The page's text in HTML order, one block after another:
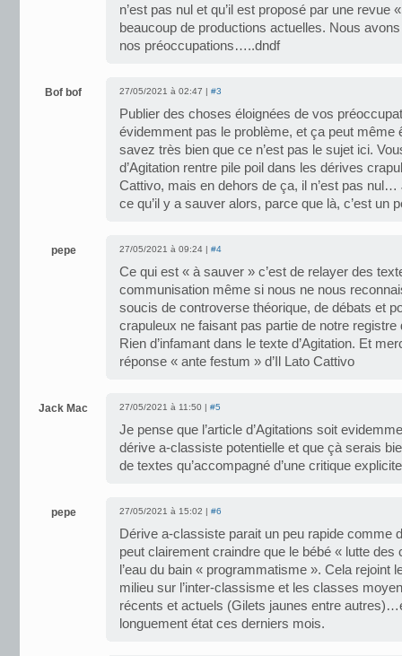
n’est pas nul et qu’il est proposé par une revue
beaucoup de productions actuelles. Nous
nos préoccupations…..dndf
Bof bof 27/05/2021 à 02:47 | #3
Publier des choses éloignées de vos
évidemment pas le problème, et ça peut même
savez très bien que ce n’est pas le sujet ici.
d’Agitation rentre pile poil dans les dérives
Cattivo, mais en dehors de ça, il n’est pas
ce qu’il y a sauver alors, parce que là, c’est un
pepe 27/05/2021 à 09:24 | #4
Ce qui est « à sauver » c’est de relayer des
communisation même si nous ne nous
soucis de controverse théorique, de débats et
crapuleux ne faisant pas partie de notre registre
Rien d’infamant dans le texte d’Agitation. Et
réponse « ante festum » d’Il Lato Cattivo
Jack Mac 27/05/2021 à 11:50 | #5
Je pense que l’article d’Agitations soit
dérive a-classiste potentielle et que çà serais
de textes qu’accompagné d’une critique
pepe 27/05/2021 à 15:02 | #6
Dérive a-classiste parait un peu rapide comme
peut clairement craindre que le bébé « lutte
l’eau du bain « programmatisme ». Cela rejoint
milieu sur l’inter-classisme et les classes
récents et actuels (Gilets jaunes entre
longuement état ces derniers mois.